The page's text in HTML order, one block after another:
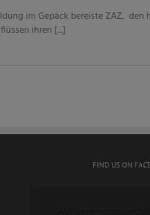
im Gepäck bereiste ZAZ,
ihren [...]
FIND US ON